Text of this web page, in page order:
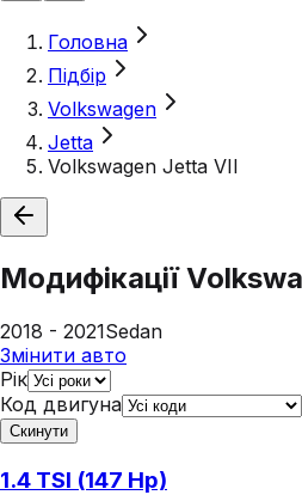
Головна
Підбір
Volkswagen
Jetta
Volkswagen Jetta VII
Модифікації
2018 - 2021Sedan
Змінити авто
Рік
Код двигуна
Скинути
1.4 TSI (147 Hp)